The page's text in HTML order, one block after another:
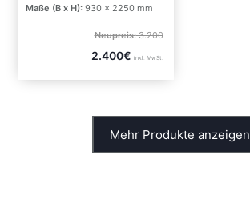
Maße (B x H): 930 x 2250 mm
Neupreis:3.200
2.400€ inkl. MwSt.
Mehr Produkte anzeigen